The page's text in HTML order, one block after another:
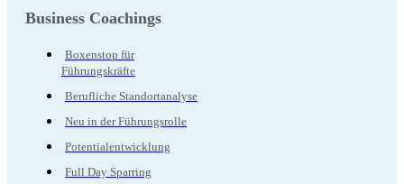
Business Coachings
Boxenstop für
Führungskräfte
Berufliche Standortanalyse
Neu in der Führungsrolle
Potentialentwicklung
Full Day Sparring